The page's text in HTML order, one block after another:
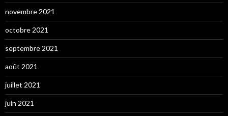
novembre 2021
octobre 2021
septembre 2021
août 2021
juillet 2021
juin 2021